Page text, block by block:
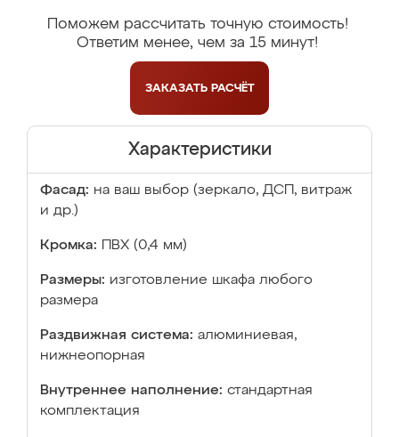
Поможем рассчитать точную стоимость!
Ответим менее, чем за 15 минут!
ЗАКАЗАТЬ РАСЧЁТ
Характеристики
Фасад: на ваш выбор (зеркало, ДСП, витраж
и др.)
Кромка: ПВХ (0,4 мм)
Размеры: изготовление шкафа любого
размера
Раздвижная система: алюминиевая,
нижнеопорная
Внутреннее наполнение: стандартная
комплектация